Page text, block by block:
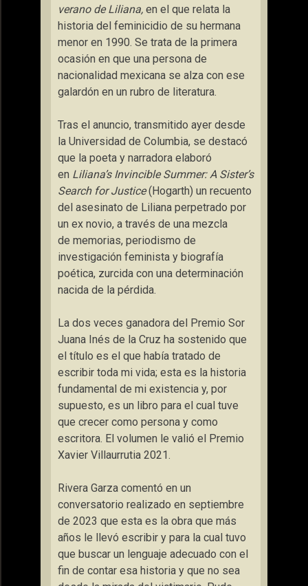
verano de Liliana, en el que relata la
historia del feminicidio de su hermana
menor en 1990. Se trata de la primera
ocasión en que una persona de
nacionalidad mexicana se alza con ese
galardón en un rubro de literatura.
Tras el anuncio, transmitido ayer desde
la Universidad de Columbia, se destacó
que la poeta y narradora elaboró
en Liliana’s Invincible Summer: A Sister’s
Search for Justice(Hogarth) un recuento
del asesinato de Liliana perpetrado por
un ex novio, a través de una mezcla
de memorias, periodismo de
investigación feminista y biografía
poética, zurcida con una determinación
nacida de la pérdida.
La dos veces ganadora del Premio Sor
Juana Inés de la Cruz ha sostenido que
el título es el que había tratado de
escribir toda mi vida; esta es la historia
fundamental de mi existencia y, por
supuesto, es un libro para el cual tuve
que crecer como persona y como
escritora. El volumen le valió el Premio
Xavier Villaurrutia 2021.
Rivera Garza comentó en un
conversatorio realizado en septiembre
de 2023 que esta es la obra que más
años le llevó escribir y para la cual tuvo
que buscar un lenguaje adecuado con el
fin de contar esa historia y que no sea